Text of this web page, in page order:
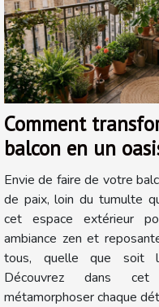
Comment
balcon en un
tranquillité?
Envie de faire de votre
de paix, loin du tumulte
cet espace extérieur
ambiance zen et
tous, quelle que soit
Découvrez dans
métamorphoser chaque